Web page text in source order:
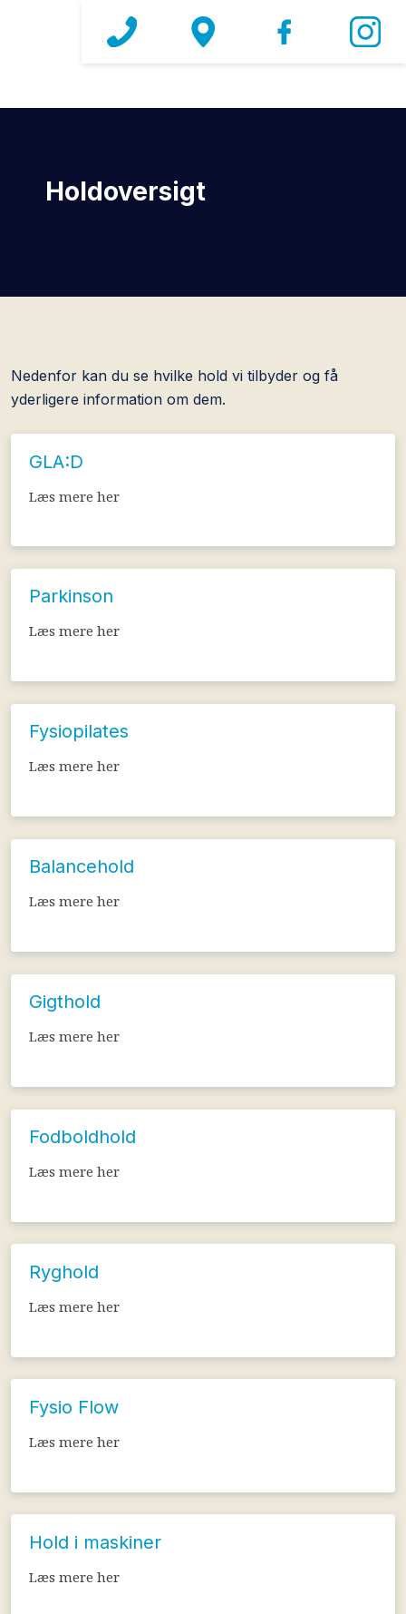
Holdoversigt​
Nedenfor kan du se hvilke hold vi tilbyder og få
yderligere information om dem.
​GLA:D
Læs mere her
​Parkinson
Læs mere her
Fysiopilates
Læs mere her​
Balancehold
Læs mere her​
Gigthold
Læs mere her​
Fodboldhold
Læs mere her​
Ryghold
Læs mere her​
Fysio Flow
Læs mere her​
Hold i maskiner
Læs mere her​